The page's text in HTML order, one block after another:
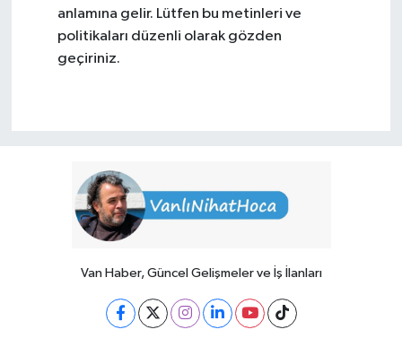
anlamına gelir. Lütfen bu metinleri ve
politikaları düzenli olarak gözden
geçiriniz.
Van Haber, Güncel Gelişmeler ve İş İlanları